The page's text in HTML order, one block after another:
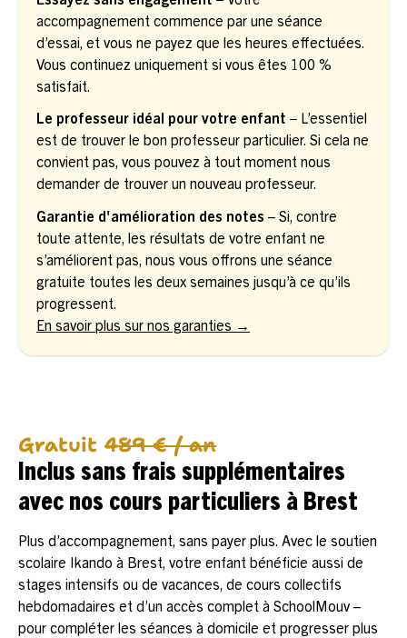
accompagnement commence par une séance
d’essai, et vous ne payez que les heures effectuées.
Vous continuez uniquement si vous êtes 100 %
satisfait.
Le professeur idéal pour votre enfant – L’essentiel
est de trouver le bon professeur particulier. Si cela ne
convient pas, vous pouvez à tout moment nous
demander de trouver un nouveau professeur.
Garantie d'amélioration des notes – Si, contre
toute attente, les résultats de votre enfant ne
s’améliorent pas, nous vous offrons une séance
gratuite toutes les deux semaines jusqu’à ce qu’ils
progressent.
En savoir plus sur nos garanties →
Gratuit 489 € / an
Inclus sans frais supplémentaires
avec nos cours particuliers à Brest
Plus d’accompagnement, sans payer plus. Avec le soutien
scolaire Ikando à Brest, votre enfant bénéficie aussi de
stages intensifs ou de vacances, de cours collectifs
hebdomadaires et d’un accès complet à SchoolMouv –
pour compléter les séances à domicile et progresser plus